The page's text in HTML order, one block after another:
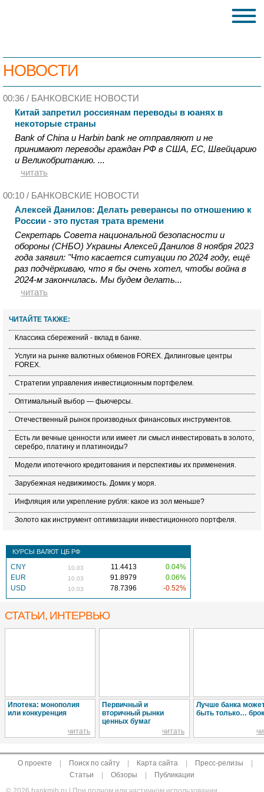
НОВОСТИ
00:36 / БАНКОВСКИЕ НОВОСТИ
Китай запретил россиянам переводы в юанях в
некоторые страны
Bank of China и Harbin bank не отправляют и не
принимают переводы граждан РФ в США, ЕС, Швейцарию
и Великобританию. ...
читать
00:10 / БАНКОВСКИЕ НОВОСТИ
Алексей Данилов: Делать реверансы по отношению к
России - это пустая трата времени
Секретарь Совета национальной безопасности и
обороны (СНБО) Украины Алексей Данилов 8 ноября 2023
года заявил: "Что касается ситуации по 2024 году, ещё
раз подчёркиваю, что я бы очень хотел, чтобы война в
2024-м закончилась. Мы будем делать...
читать
ЧИТАЙТЕ ТАКЖЕ:
Классика сбережений - вклад в банке.
Услуги на рынке валютных обменов FOREX. Дилинговые центры
FOREX.
Стратегии управления инвестиционным портфелем.
Оптимальный выбор — фьючерсы.
Отечественный рынок производных финансовых инструментов.
Есть ли вечные ценности или имеет ли смысл инвестировать в золото,
серебро, платину и платиноиды?
Модели ипотечного кредитования и перспективы их применения.
Зарубежная недвижимость. Домик у моря.
Инфляция или укрепление рубля: какое из зол меньше?
Золото как инструмент оптимизации инвестиционного портфеля.
КУРСЫ ВАЛЮТ ЦБ РФ
CNY 10.03 11.4413
0.04%
EUR
10.03 91.8979
0.06%
USD
10.03 78.7396 -0.52%
СТАТЬИ, ИНТЕРВЬЮ
Ипотека: монополия
или конкуренция
читать
Первичный и
вторичный рынки
ценных бумаг
читать
Лучше банка
быть только…
О проекте Поиск по сайту Карта сайта Пресс-релизы
Статьи
Обзоры
Публикации